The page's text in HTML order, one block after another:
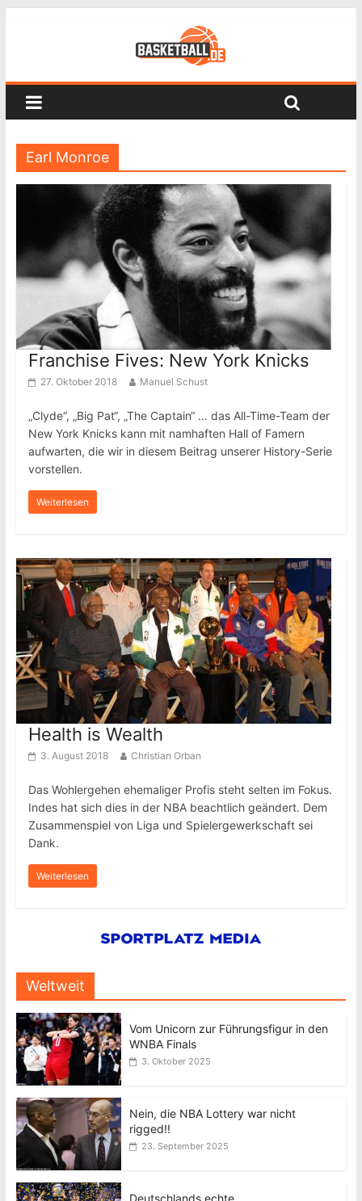
Earl Monroe
Franchise Fives: New York Knicks
27. Oktober 2018 Manuel Schust
„Clyde“, „Big Pat“, „The Captain“ … das All-Time-Team der
New York Knicks kann mit namhaften Hall of Famern
aufwarten, die wir in diesem Beitrag unserer History-Serie
vorstellen.
Weiterlesen
Health is Wealth
3. August 2018 Christian Orban
Das Wohlergehen ehemaliger Profis steht selten im Fokus.
Indes hat sich dies in der NBA beachtlich geändert. Dem
Zusammenspiel von Liga und Spielergewerkschaft sei
Dank.
Weiterlesen
Weltweit
Vom Unicorn zur Führungsfigur in den
WNBA Finals
3. Oktober 2025
Nein, die NBA Lottery war nicht
rigged!!
23. September 2025
Deutschlands echte